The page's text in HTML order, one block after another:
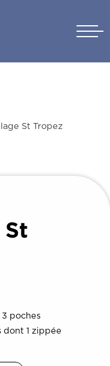
St Tropez
St
poches
1 zippée